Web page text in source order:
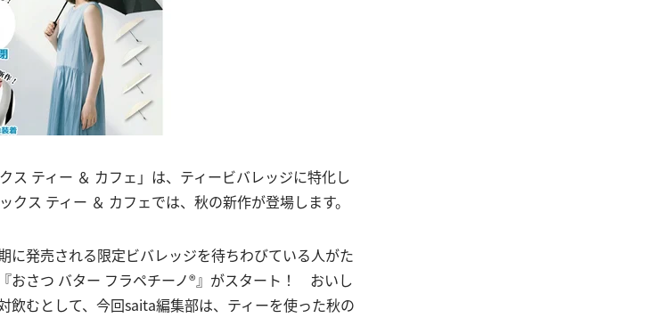
ス ティー ＆ カフェ」は、ティービバレッジに特化し
ス ティー ＆ カフェでは、秋の新作が登場します。
に発売される限定ビバレッジを待ちわびている人がた
おさつ バター フラペチーノ®』がスタート！ おいし
むとして、今回saita編集部は、ティーを使った秋の